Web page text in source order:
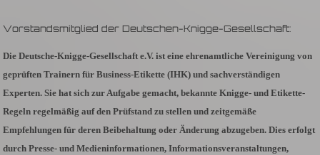
Vorstandsmitglied der Deutschen-Knigge-Gesellschaft:
Die Deutsche-Knigge-Gesellschaft e.V. ist eine ehrenamtliche Vereinigung von
geprüften Trainern für Business-Etikette (IHK) und sachverständigen
Experten. Sie hat sich zur Aufgabe gemacht, bekannte Knigge- und Etikette-
Regeln regelmäßig auf den Prüfstand zu stellen und zeitgemäße
Empfehlungen für deren Beibehaltung oder Änderung abzugeben. Dies erfolgt
durch Presse- und Medieninformationen, Informationsveranstaltungen,